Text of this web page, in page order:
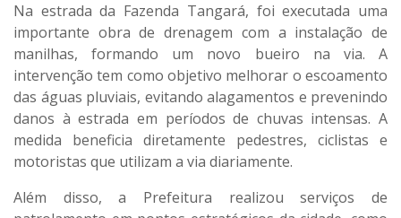
Na estrada da Fazenda Tangará, foi executada uma
importante obra dedrenagem com a instalação de
manilhas, formando um novo bueiro na via. A
intervenção tem como objetivo melhorar o escoamento
das águas pluviais, evitando alagamentos e prevenindo
danos à estrada em períodos de chuvas intensas. A
medida beneficia diretamente pedestres, ciclistas e
motoristas que utilizam a via diariamente.
Além disso, a Prefeitura realizouserviços de